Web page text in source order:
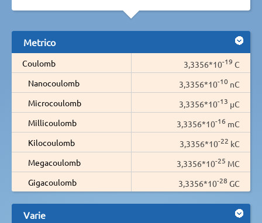
Metrico
Coulomb 3,3356*10-19 C
Nanocoulomb
3,3356*10-10 nC
Microcoulomb
3,3356*10-13 µC
Millicoulomb
3,3356*10-16 mC
Kilocoulomb
3,3356*10-22 kC
Megacoulomb
3,3356*10-25 MC
Gigacoulomb
3,3356*10-28 GC
Varie